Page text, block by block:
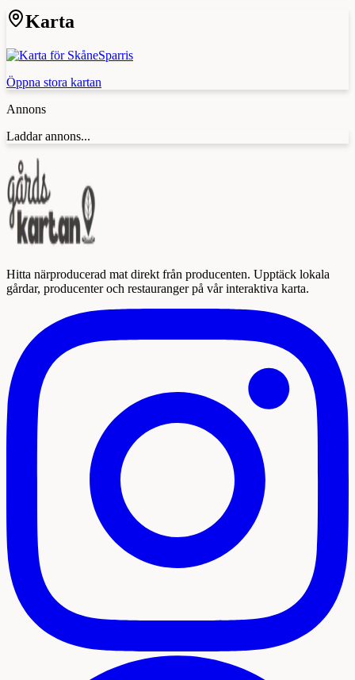
Karta
Öppna stora kartan
Annons
Laddar annons...
Hitta närproducerad mat direkt från producenten. Upptäck lokala
gårdar, producenter och restauranger på vår interaktiva karta.